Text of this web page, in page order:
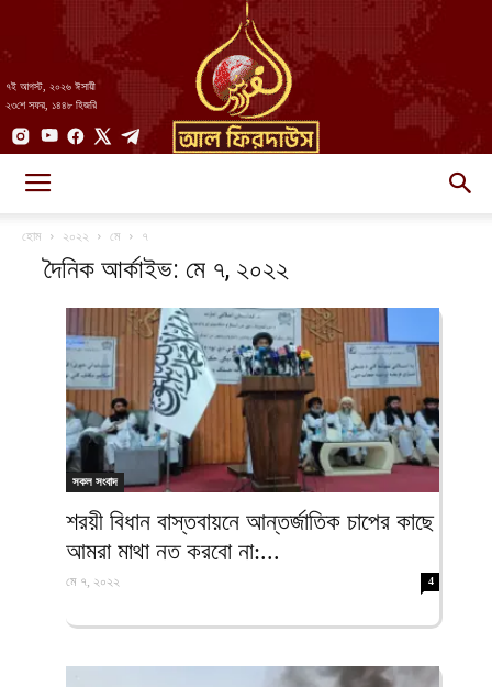
৭ই আগস্ট, ২০২৬ ঈসায়ী
২৩শে সফর, ১৪৪৮ হিজরি
আল-
ফিরদাউস
হোম ২০২২ মে ৭
দৈনিক আর্কাইভ: মে ৭, ২০২২
সকল সংবাদ
শরয়ী বিধান বাস্তবায়নে আন্তর্জাতিক চাপের কাছে
আমরা মাথা নত করবো না:...
মে ৭, ২০২২ 4